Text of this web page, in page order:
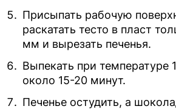
Присыпать рабочую
раскатать тесто в пласт
мм и вырезать печенья.
Выпекать при температуре
около 15-20 минут.
Печенье остудить, а